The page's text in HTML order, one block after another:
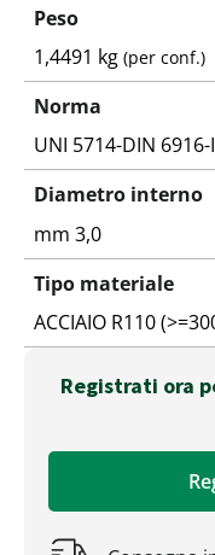
Peso
1,4491 kg(per conf.)
Norma
UNI 5714-DIN 6916-
Diametro interno
mm 3,0
Tipo materiale
ACCIAIO R110
Registrati ora